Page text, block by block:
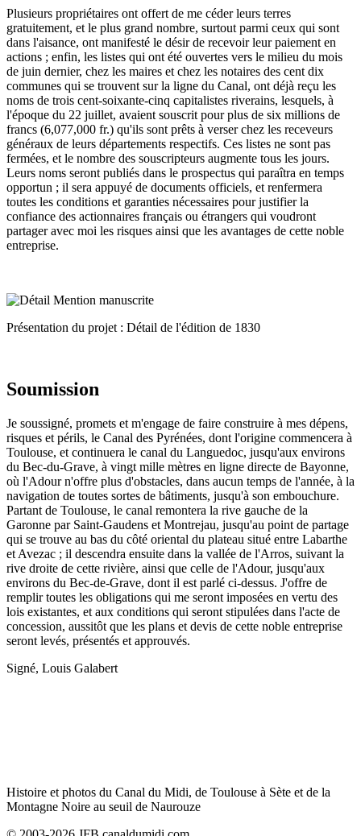
Plusieurs propriétaires ont offert de me céder leurs terres
gratuitement, et le plus grand nombre, surtout parmi ceux qui sont
dans l'aisance, ont manifesté le désir de recevoir leur paiement en
actions ; enfin, les listes qui ont été ouvertes vers le milieu du mois
de juin dernier, chez les maires et chez les notaires des cent dix
communes qui se trouvent sur la ligne du Canal, ont déjà reçu les
noms de trois cent-soixante-cinq capitalistes riverains, lesquels, à
l'époque du 22 juillet, avaient souscrit pour plus de six millions de
francs (6,077,000 fr.) qu'ils sont prêts à verser chez les receveurs
généraux de leurs départements respectifs. Ces listes ne sont pas
fermées, et le nombre des souscripteurs augmente tous les jours.
Leurs noms seront publiés dans le prospectus qui paraîtra en temps
opportun ; il sera appuyé de documents officiels, et renfermera
toutes les conditions et garanties nécessaires pour justifier la
confiance des actionnaires français ou étrangers qui voudront
partager avec moi les risques ainsi que les avantages de cette noble
entreprise.
Présentation du projet : Détail de l'édition de 1830
Soumission
Je soussigné, promets et m'engage de faire construire à mes dépens,
risques et périls, le Canal des Pyrénées, dont l'origine commencera à
Toulouse, et continuera le canal du Languedoc, jusqu'aux environs
du Bec-du-Grave, à vingt mille mètres en ligne directe de Bayonne,
où l'Adour n'offre plus d'obstacles, dans aucun temps de l'année, à la
navigation de toutes sortes de bâtiments, jusqu'à son embouchure.
Partant de Toulouse, le canal remontera la rive gauche de la
Garonne par Saint-Gaudens et Montrejau, jusqu'au point de partage
qui se trouve au bas du côté oriental du plateau situé entre Labarthe
et Avezac ; il descendra ensuite dans la vallée de l'Arros, suivant la
rive droite de cette rivière, ainsi que celle de l'Adour, jusqu'aux
environs du Bec-de-Grave, dont il est parlé ci-dessus. J'offre de
remplir toutes les obligations qui me seront imposées en vertu des
lois existantes, et aux conditions qui seront stipulées dans l'acte de
concession, aussitôt que les plans et devis de cette noble entreprise
seront levés, présentés et approuvés.
Signé, Louis Galabert
Histoire et photos du Canal du Midi, de Toulouse à Sète et de la
Montagne Noire au seuil de Naurouze